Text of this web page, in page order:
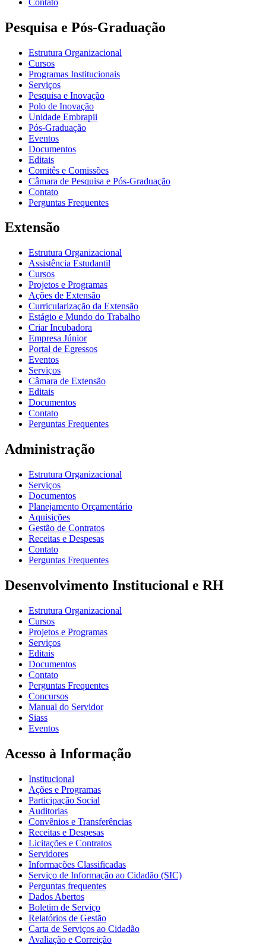
Pesquisa e Pós-Graduação
Estrutura Organizacional
Cursos
Programas Institucionais
Serviços
Pesquisa e Inovação
Polo de Inovação
Unidade Embrapii
Pós-Graduação
Eventos
Documentos
Editais
Comitês e Comissões
Câmara de Pesquisa e Pós-Graduação
Contato
Perguntas Frequentes
Extensão
Estrutura Organizacional
Assistência Estudantil
Cursos
Projetos e Programas
Ações de Extensão
Curricularização da Extensão
Estágio e Mundo do Trabalho
Criar Incubadora
Empresa Júnior
Portal de Egressos
Eventos
Serviços
Câmara de Extensão
Editais
Documentos
Contato
Perguntas Frequentes
Administração
Estrutura Organizacional
Serviços
Documentos
Planejamento Orçamentário
Aquisições
Gestão de Contratos
Receitas e Despesas
Contato
Perguntas Frequentes
Desenvolvimento Institucional e RH
Estrutura Organizacional
Cursos
Projetos e Programas
Serviços
Editais
Documentos
Contato
Perguntas Frequentes
Concursos
Manual do Servidor
Siass
Eventos
Acesso à Informação
Institucional
Ações e Programas
Participação Social
Auditorias
Convênios e Transferências
Receitas e Despesas
Licitações e Contratos
Servidores
Informações Classificadas
Serviço de Informação ao Cidadão (SIC)
Perguntas frequentes
Dados Abertos
Boletim de Serviço
Relatórios de Gestão
Carta de Serviços ao Cidadão
Avaliação e Correição